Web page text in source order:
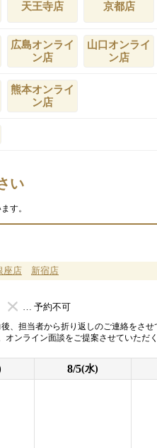
天王寺店 京都店
広島オンライ
ン店
山口オンライ
ン店
熊本オンライ
ン店
い
す。
座店 新宿店
… 予約不可
、担当者から折り返しのご連絡をさせ
オンライン面談をご提案させていただ
8/5(水)